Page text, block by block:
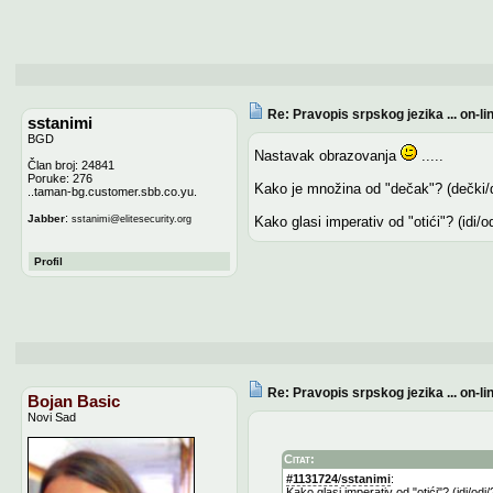
sstanimi
BGD
Član broj: 24841
Poruke: 276
..taman-bg.customer.sbb.co.yu.
Jabber: sstanimi@elitesecurity.org
Profil
Re: Pravopis srpskog jezika ... on-
Nastavak obrazovanja
.....
Kako je množina od "dečak"? (dečki/
Kako glasi imperativ od "otići"? (idi/
Bojan Basic
Novi Sad
Re: Pravopis srpskog jezika ... on-
Citat:
#1131724/sstanimi: